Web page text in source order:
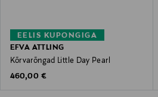
EELIS KUPONGIGA
EFVA ATTLING
Kõrvarõngad Little Day Pearl
Original Price
460,00 €